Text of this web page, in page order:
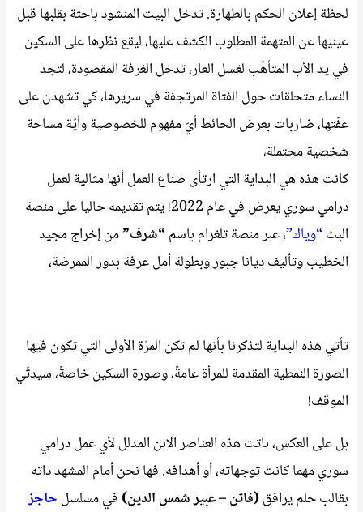
لحظة إعلان الحكم بالطهارة. تدخل البيت المنشود باحثة بقلبها قبل
عينيها عن المتهمة المطلوب الكشف عليها، ليقع نظرها على السكين
في يد الأب المتأهّب لغسل العار، تدخل الغرفة المقصودة، لتجد
النساء متحلقات حول الفتاة المرتجفة في سريرها، كي تشهدن على
عفّتها، ضاربات بعرض الحائط أيّ مفهوم للخصوصية وأيّة مساحة
شخصية محتملة،
كانت هذه هي البداية التي ارتأى صناع العمل أنها مثالية لعمل
درامي سوري يعرض في عام 2022! يتم تقديمه حاليا على منصة
البث“وياك”، عبر منصة تلغرام باسم “شرف”من إخراج مجيد
الخطيب وتأليف ديانا جبور وبطولة أمل عرفة بدور الممرضة،
تأتي هذه البداية لتذكرنا بأنها لم تكن المرّة الأولى التي تكون فيها
الصورة النمطية المقدمة للمرأة عامةً، وصورة السكين خاصةً، سيدتَي
الموقف!
بل على العكس، باتت هذه العناصر الابن المدلل لأي عمل درامي
سوري مهما كانت توجهاته، أو أهدافه. فها نحن أمام المشهد ذاته
بقالب حلم يرافق(فاتن – عبير شمس الدين) في مسلسل حاجز